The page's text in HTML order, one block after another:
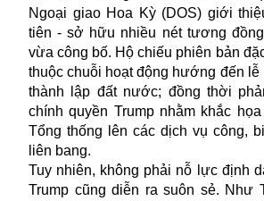
Ngoại giao Hoa Kỳ (DOS) giới
tiên - sở hữu nhiều nét tương
vừa công bố. Hộ chiếu phiên bản
thuộc chuỗi hoạt động hướng đến lễ
thành lập đất nước; đồng thời
chính quyền Trump nhằm khắc
Tổng thống lên các dịch vụ công,
liên bang.
Tuy nhiên, không phải nỗ lực định
Trump cũng diễn ra suôn sẻ. Như